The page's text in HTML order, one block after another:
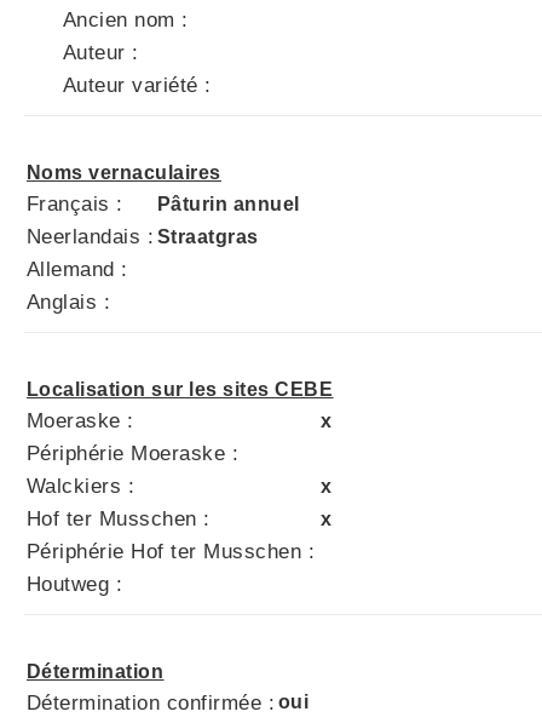
Ancien nom :
Auteur :
Auteur variété :
Noms vernaculaires
Français : Pâturin annuel
Neerlandais : Straatgras
Allemand :
Anglais :
Localisation sur les sites CEBE
Moeraske : x
Périphérie Moeraske :
Walckiers :
x
Hof ter Musschen : x
Périphérie Hof ter Musschen :
Houtweg :
Détermination
Détermination confirmée : oui